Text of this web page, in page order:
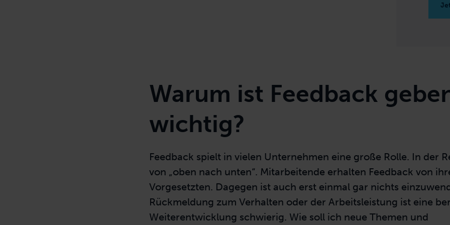
Warum ist Feedback
wichtig?
Feedback spielt in vielen Unternehmen eine große Rolle. In der
von „oben nach unten“. Mitarbeitende erhalten Feedback von
Vorgesetzten. Dagegen ist auch erst einmal gar nichts
Rückmeldung zum Verhalten oder der Arbeitsleistung ist eine
Weiterentwicklung schwierig. Wie soll ich neue Themen und